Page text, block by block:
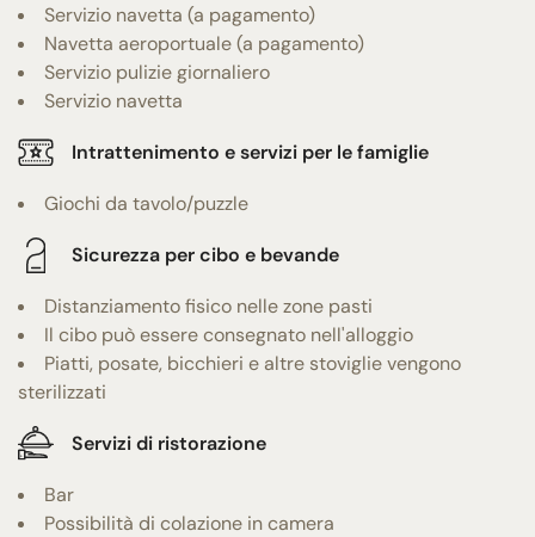
Servizio navetta (a pagamento)
Navetta aeroportuale (a pagamento)
Servizio pulizie giornaliero
Servizio navetta
Intrattenimento e servizi per le famiglie
Giochi da tavolo/puzzle
Sicurezza per cibo e bevande
Distanziamento fisico nelle zone pasti
Il cibo può essere consegnato nell'alloggio
Piatti, posate, bicchieri e altre stoviglie vengono
sterilizzati
Servizi di ristorazione
Bar
Possibilità di colazione in camera